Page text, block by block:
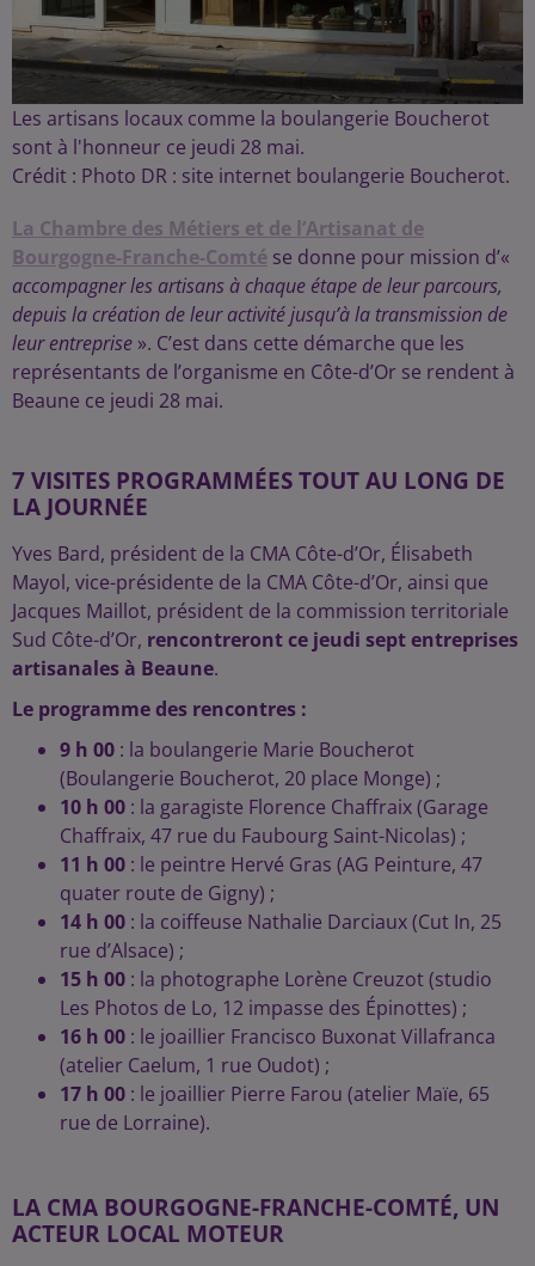
Les artisans locaux comme la boulangerie Boucherot
sont à l'honneur ce jeudi 28 mai.
Crédit : Photo DR : site internet boulangerie Boucherot.
La Chambre des Métiers et de l’Artisanat de
Bourgogne-Franche-Comté se donne pour mission d’«
accompagner les artisans à chaque étape de leur parcours,
depuis la création de leur activité jusqu’à la transmission de
leur entreprise ». C’est dans cette démarche que les
représentants de l’organisme en Côte-d’Or se rendent à
Beaune ce jeudi 28 mai.
7 VISITES PROGRAMMÉES TOUT AU LONG DE
LA JOURNÉE
Yves Bard, président de la CMA Côte-d’Or, Élisabeth
Mayol, vice-présidente de la CMA Côte-d’Or, ainsi que
Jacques Maillot, président de la commission territoriale
Sud Côte-d’Or, rencontreront ce jeudi sept entreprises
artisanales à Beaune.
Le programme des rencontres :
9 h 00 : la boulangerie Marie Boucherot
(Boulangerie Boucherot, 20 place Monge) ;
10 h 00 : la garagiste Florence Chaffraix (Garage
Chaffraix, 47 rue du Faubourg Saint-Nicolas) ;
11 h 00 : le peintre Hervé Gras (AG Peinture, 47
quater route de Gigny) ;
14 h 00 : la coiffeuse Nathalie Darciaux (Cut In, 25
rue d’Alsace) ;
15 h 00 : la photographe Lorène Creuzot (studio
Les Photos de Lo, 12 impasse des Épinottes) ;
16 h 00 : le joaillier Francisco Buxonat Villafranca
(atelier Caelum, 1 rue Oudot) ;
17 h 00 : le joaillier Pierre Farou (atelier Maïe, 65
rue de Lorraine).
LA CMA BOURGOGNE-FRANCHE-COMTÉ, UN
ACTEUR LOCAL MOTEUR